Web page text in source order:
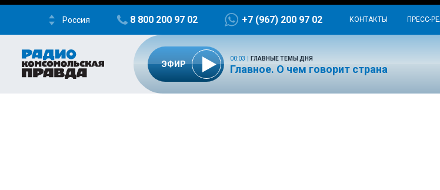
Россия 8 800 200 97 02 +7 (967) 200 97 02 КОНТАКТЫ ПРЕСС-
ЭФИР
00:03 ГЛАВНЫЕ ТЕМЫ ДНЯ
Главное. О чем говорит страна